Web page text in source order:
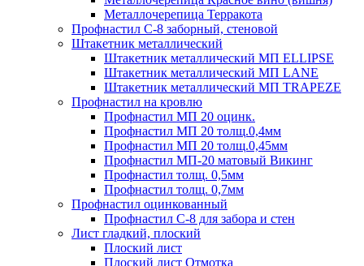
Металлочерепица Терракота
Профнастил С-8 заборный, стеновой
Штакетник металлический
Штакетник металлический МП ELLIPSE
Штакетник металлический МП LАNE
Штакетник металлический МП TRAPEZE
Профнастил на кровлю
Профнастил МП 20 оцинк.
Профнастил МП 20 толщ.0,4мм
Профнастил МП 20 толщ.0,45мм
Профнастил МП-20 матовый Викинг
Профнастил толщ. 0,5мм
Профнастил толщ. 0,7мм
Профнастил оцинкованный
Профнастил С-8 для забора и стен
Лист гладкий, плоский
Плоский лист
Плоский лист Отмотка